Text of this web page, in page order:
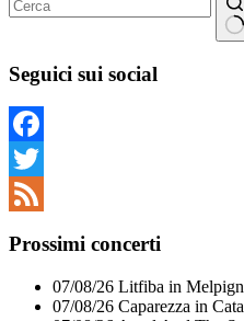
risultato
Seguici sui social
Facebook
Twitter
Prossimi concerti
07/08/26 Litfiba in
07/08/26 Caparezza in